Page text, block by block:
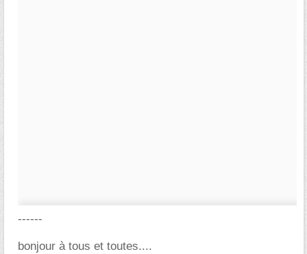
------
bonjour à tous et toutes....